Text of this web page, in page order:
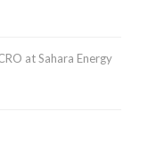
at Sahara Energy